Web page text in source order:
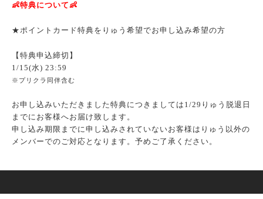
👶特典について👶
★ポイントカード特典をりゅう希望でお申し込み希望の方
【特典申込締切】
1/15(水) 23:59
※プリクラ同伴含む
お申し込みいただきました特典につきましては1/29りゅう脱退日
までにお客様へお届け致します。
申し込み期限までに申し込みされていないお客様はりゅう以外の
メンバーでのご対応となります。予めご了承ください。